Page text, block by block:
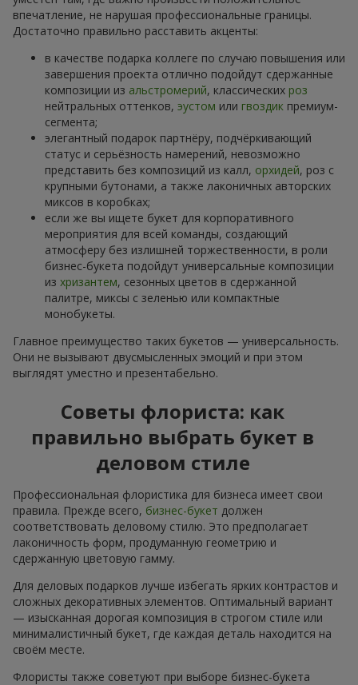
впечатление, не нарушая профессиональные границы.
Достаточно правильно расставить акценты:
в качестве подарка коллеге по случаю повышения или
завершения проекта отлично подойдут сдержанные
композиции из альстромерий, классических роз
нейтральных оттенков, эустом или гвоздик премиум-
сегмента;
элегантный подарок партнёру, подчёркивающий
статус и серьёзность намерений, невозможно
представить без композиций из калл, орхидей, роз с
крупными бутонами, а также лаконичных авторских
миксов в коробках;
если же вы ищете букет для корпоративного
мероприятия для всей команды, создающий
атмосферу без излишней торжественности, в роли
бизнес-букета подойдут универсальные композиции
из хризантем, сезонных цветов в сдержанной
палитре, миксы с зеленью или компактные
монобукеты.
Главное преимущество таких букетов — универсальность.
Они не вызывают двусмысленных эмоций и при этом
выглядят уместно и презентабельно.
Советы флориста: как
правильно выбрать букет в
деловом стиле
Профессиональная флористика для бизнеса имеет свои
правила. Прежде всего, бизнес-букет должен
соответствовать деловому стилю. Это предполагает
лаконичность форм, продуманную геометрию и
сдержанную цветовую гамму.
Для деловых подарков лучше избегать ярких контрастов и
сложных декоративных элементов. Оптимальный вариант
— изысканная дорогая композиция в строгом стиле или
минималистичный букет, где каждая деталь находится на
своём месте.
Флористы также советуют при выборе бизнес-букета